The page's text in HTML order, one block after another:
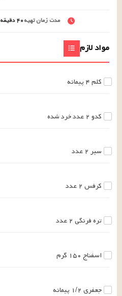
مدت زمان تهیه۴۰دقیقه
مواد لازم
کلم۴ پیمانه
کدو ۲ عددخرد شده
سیر ۲ عدد
کرفس ۲ عدد
تره فرنگی ۲ عدد
اسفناج ۱۵۰ گرم
جعفری ۱/۲ پیمانه